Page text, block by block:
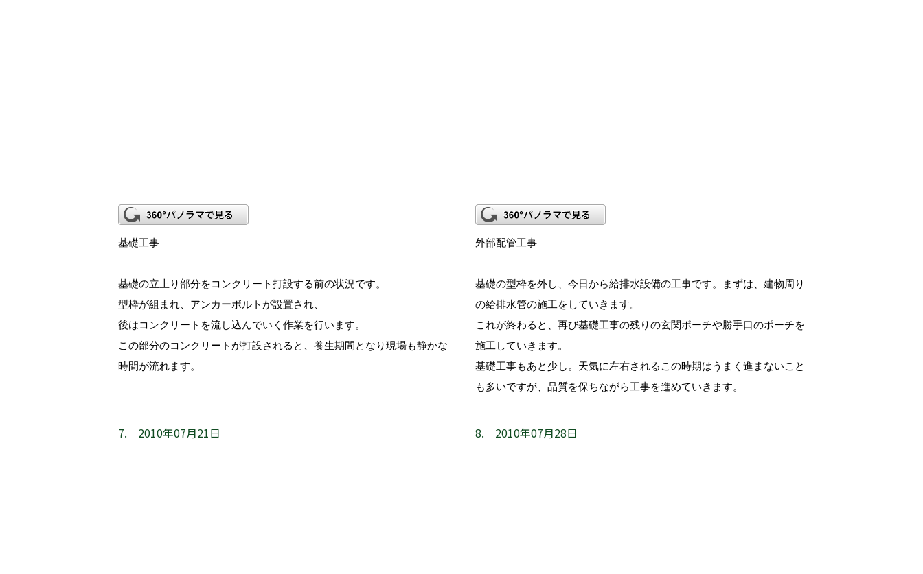
基礎工事
基礎の立上り部分をコンクリート打設する前の状況です。
型枠が組まれ、アンカーボルトが設置され、
後はコンクリートを流し込んでいく作業を行います。
この部分のコンクリートが打設されると、養生期間となり現場も静かな
時間が流れます。
外部配管工事
基礎の型枠を外し、今日から給排水設備の工事です。まずは、建物周り
の給排水管の施工をしていきます。
これが終わると、再び基礎工事の残りの玄関ポーチや勝手口のポーチを
施工していきます。
基礎工事もあと少し。天気に左右されるこの時期はうまく進まないこと
も多いですが、品質を保ちながら工事を進めていきます。
7. 2010年07月21日 8. 2010年07月28日